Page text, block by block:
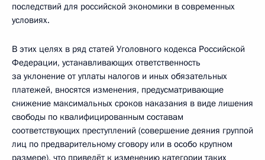
последствий для российской экономики в современных
условиях.
В этих целях в ряд статей Уголовного кодекса Российской
Федерации, устанавливающих ответственность
за уклонение от уплаты налогов и иных обязательных
платежей, вносятся изменения, предусматривающие
снижение максимальных сроков наказания в виде лишения
свободы по квалифицированным составам
соответствующих преступлений (совершение деяния группой
лиц по предварительному сговору или в особо крупном
размере), что приведёт к изменению категории таких